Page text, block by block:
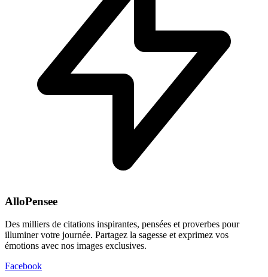
AlloPensee
Des milliers de citations inspirantes, pensées et proverbes pour
illuminer votre journée. Partagez la sagesse et exprimez vos
émotions avec nos images exclusives.
Facebook